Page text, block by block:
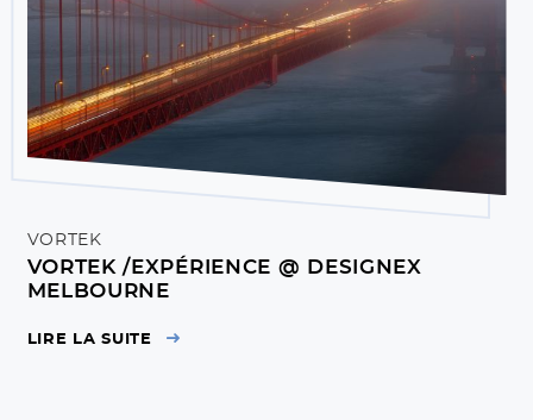
VORTEK
VORTEK /EXPÉRIENCE @ DESIGNEX
MELBOURNE
LIRE LA SUITE